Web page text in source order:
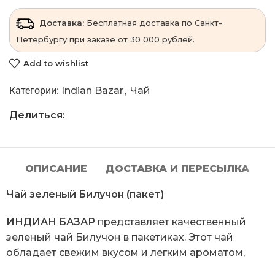
Доставка: Бесплатная доставка по Санкт-
Петербургу при заказе от 30 000 рублей.
Add to wishlist
Категории: Indian Bazar, Чай
Делиться:
ОПИСАНИЕ ДОСТАВКА И ПЕРЕСЫЛКА
Чай зеленый Билучон (пакет)
ИНДИАН БАЗАР представляет качественный
зеленый чай Билучон в пакетиках. Этот чай
обладает свежим вкусом и легким ароматом,